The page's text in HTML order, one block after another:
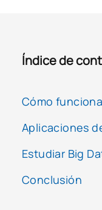
Índice de
Cómo
Aplicaciones
Estudiar Big
Conclusión